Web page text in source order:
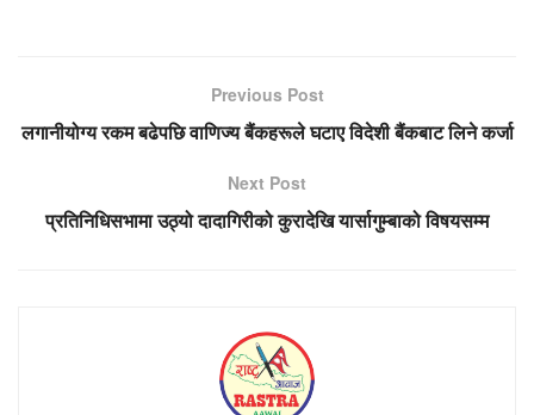
Previous Post
लगानीयोग्य रकम बढेपछि वाणिज्य बैंकहरूले घटाए विदेशी बैंकबाट लिने कर्जा
Next Post
प्रतिनिधिसभामा उठ्यो दादागिरीको कुरादेखि यार्सागुम्बाको विषयसम्म